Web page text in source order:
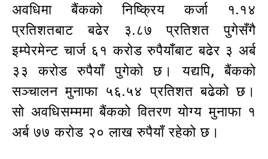
अवधिमा बैंकको निष्क्रिय कर्जा १.१४
प्रतिशतबाट बढेर ३.८७ प्रतिशत पुगेसँगै
इम्पेरमेन्ट चार्ज ६१ करोड रुपैयाँबाट बढेर ३ अर्ब
३३ करोड रुपैयाँ पुगेको छ। यद्यपि, बैंकको
सञ्चालन मुनाफा ५६.५४ प्रतिशत बढेको छ।
सो अवधिसम्ममा बैंकको वितरण योग्य मुनाफा १
अर्ब ७७ करोड २० लाख रुपैयाँ रहेको छ।